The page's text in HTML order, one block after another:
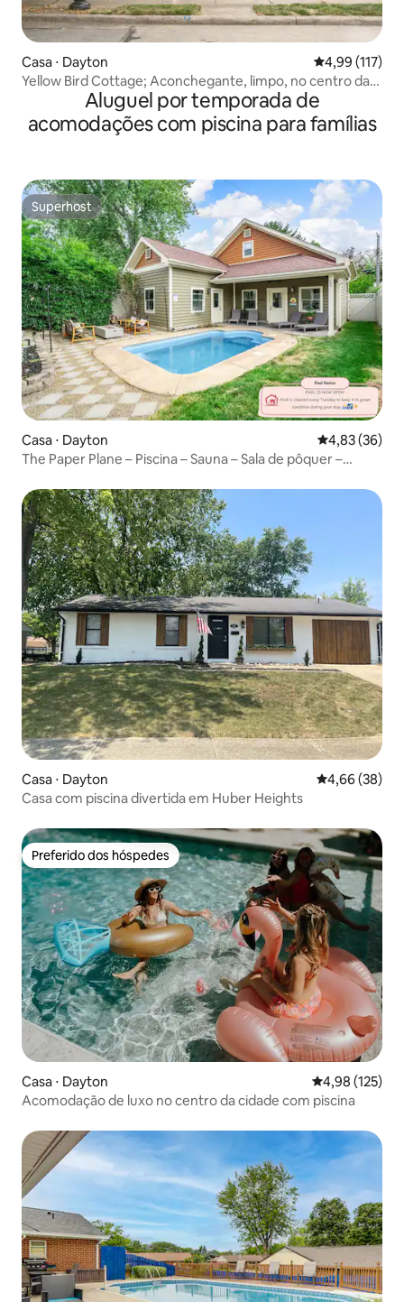
Casa ⋅ Dayton 4,99 de uma
4,99 (117)
Yellow Bird Cottage; Aconchegante, limpo, no centro da
Aluguel por temporada de
acomodações com piscina para famílias
Superhost
Superhost
Casa ⋅ Dayton 4,83 de uma
4,83 (36)
The Paper Plane – Piscina – Sauna – Sala de pôquer –
Casa ⋅ Dayton 4,66 de uma
4,66 (38)
Casa com piscina divertida em Huber Heights
Preferido dos hóspedes
Preferido dos hóspedes
Casa ⋅ Dayton 4,98 de uma
4,98 (125)
Acomodação de luxo no centro da cidade com piscina